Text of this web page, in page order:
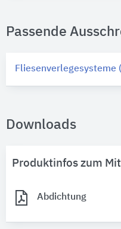
Passende
Fliesenverlegesysteme
Downloads
Produktinfos zum
Abdichtung